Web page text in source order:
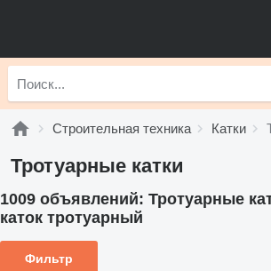
Строительная техника Катки
Тротуарные катки
1009 объявлений: Тротуарные
каток тротуарный
Фильтр